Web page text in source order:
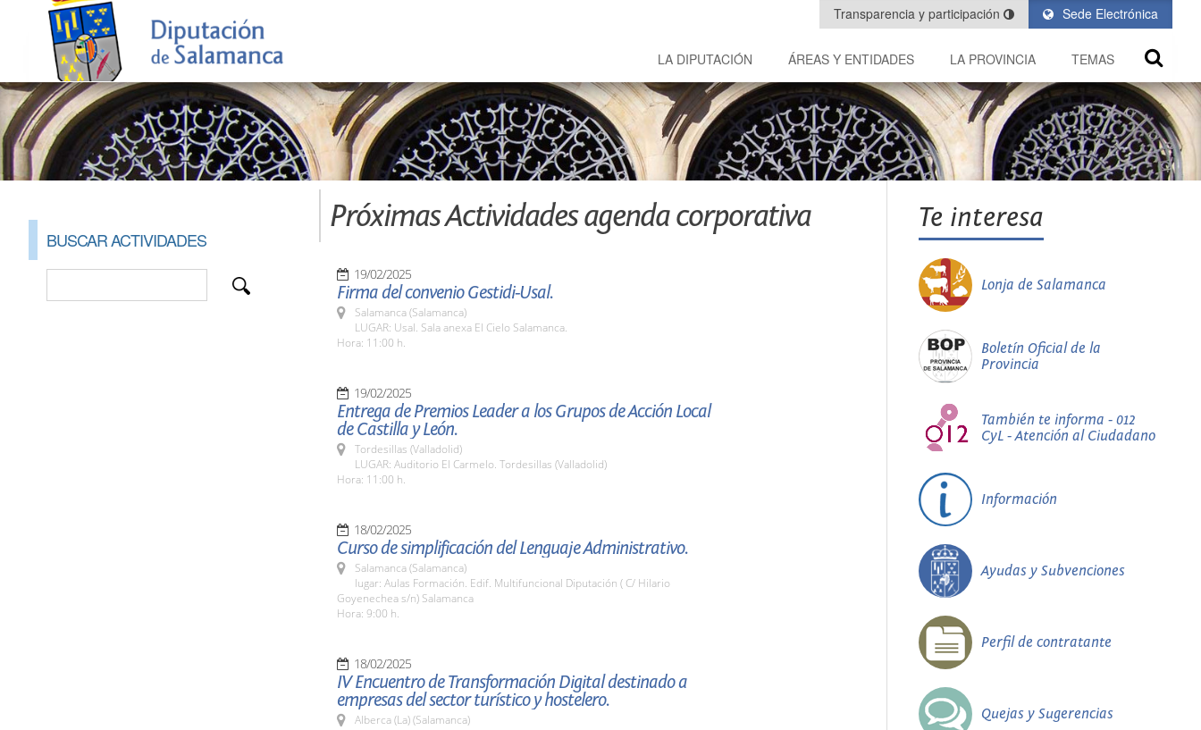
Sede Electrónica
Transparencia y participación
LA DIPUTACIÓN ÁREAS Y ENTIDADES LA PROVINCIA TEMAS
BUSCAR ACTIVIDADES
Próximas Actividades agenda corporativa
19/02/2025
Firma del convenio Gestidi-Usal.
Salamanca (Salamanca)
LUGAR: Usal. Sala anexa El Cielo Salamanca.
Hora: 11:00 h.
19/02/2025
Entrega de Premios Leader a los Grupos de Acción Local
de Castilla y León.
Tordesillas (Valladolid)
LUGAR: Auditorio El Carmelo. Tordesillas (Valladolid)
Hora: 11:00 h.
18/02/2025
Curso de simplificación del Lenguaje Administrativo.
Salamanca (Salamanca)
lugar: Aulas Formación. Edif. Multifuncional Diputación ( C/ Hilario
Goyenechea s/n) Salamanca
Hora: 9:00 h.
18/02/2025
IV Encuentro de Transformación Digital destinado a
empresas del sector turístico y hostelero.
Alberca (La) (Salamanca)
Te interesa
Lonja de Salamanca
Boletín Oficial de la
Provincia
También te informa - 012
CyL - Atención al Ciudadano
Información
Ayudas y Subvenciones
Perfil de contratante
Quejas y Sugerencias